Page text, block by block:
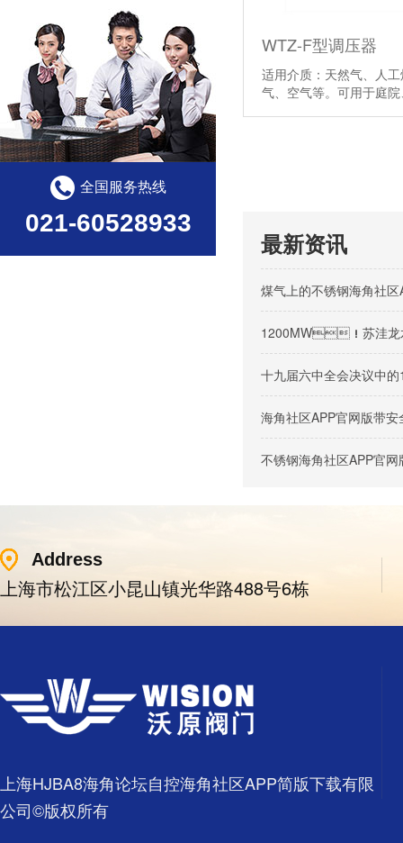
WTZ-F型调压器
适用介质：天然气、人
气、空气等。可用于庭院
最新资讯
煤气上的不锈钢海角社
1200MW！苏洼龙水
十九届六中全会决议中
海角社区APP官网版带
不锈钢海角社区APP官
全国服务热线
021-60528933
Address
上海市松江区小昆山镇光华路488号6栋
上海HJBA8海角论坛自控海角社区APP简版下载有限
公司©版权所有